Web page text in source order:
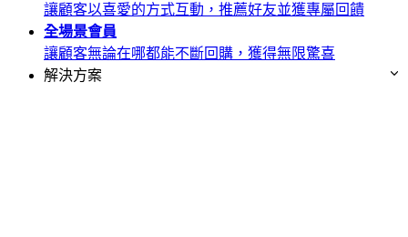
讓顧客以喜愛的方式互動，推薦好友並獲專屬回饋
全場景會員
讓顧客無論在哪都能不斷回購，獲得無限驚喜
解決方案